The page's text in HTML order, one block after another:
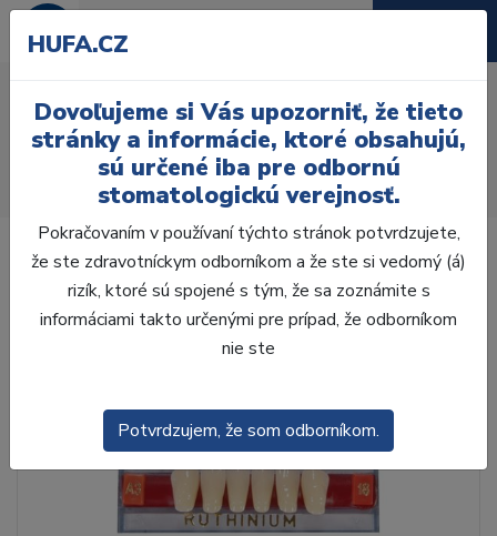
D43, C3
Zuby
AcryRock
AcryRock 1x28 S38-I38-D43, C3
HUFA.CZ
Dovoľujeme si Vás upozorniť, že tieto
stránky a informácie, ktoré obsahujú,
sú určené iba pre odbornú
stomatologickú verejnosť.
Pokračovaním v používaní týchto stránok potvrdzujete,
že ste zdravotníckym odborníkom a že ste si vedomý (á)
rizík, ktoré sú spojené s tým, že sa zoznámite s
informáciami takto určenými pre prípad, že odborníkom
nie ste
Potvrdzujem, že som odborníkom.